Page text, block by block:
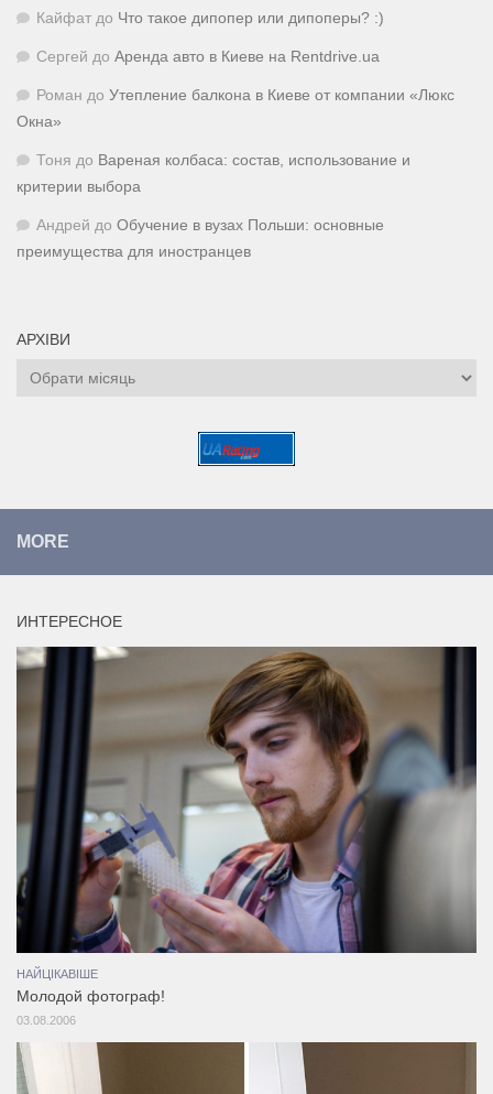
Кайфат до Что такое дипопер или дипоперы? :)
Сергей до Аренда авто в Киеве на Rentdrive.ua
Роман до Утепление балкона в Киеве от компании «Люкс
Окна»
Тоня до Вареная колбаса: состав, использование и
критерии выбора
Андрей до Обучение в вузах Польши: основные
преимущества для иностранцев
АРХІВИ
Архіви
MORE
ИНТЕРЕСНОЕ
НАЙЦІКАВІШЕ
Молодой фотограф!
03.08.2006